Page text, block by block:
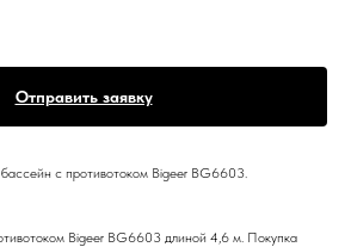
Отправить заявку
с противотоком Bigeer BG6603.
Bigeer BG6603 длиной 4,6 м. Покупка